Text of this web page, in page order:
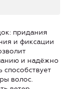
придания
и фиксации
и надёжно
волос.